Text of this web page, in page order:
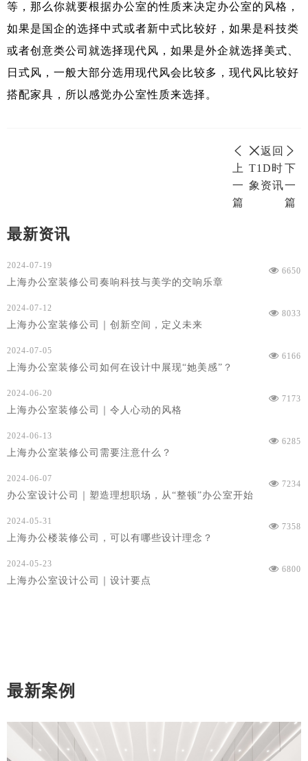
等，那么你就要根据办公室的性质来决定办公室的风格，
如果是国企的选择中式或者新中式比较好，如果是科技类
或者创意类公司就选择现代风，如果是外企就选择美式、
日式风，一般大部分选用现代风会比较多，现代风比较好
搭配家具，所以感觉办公室性质来选择。
上
一
篇
返回
T1D时
象资讯
下
一
篇
最新资讯
2024-07-19
6650
上海办公室装修公司奏响科技与美学的交响乐章
2024-07-12
8033
上海办公室装修公司｜创新空间，定义未来
2024-07-05
6166
上海办公室装修公司如何在设计中展现“她美感”？
2024-06-20
7173
上海办公室装修公司｜令人心动的风格
2024-06-13
6285
上海办公室装修公司需要注意什么？
2024-06-07
7234
办公室设计公司｜塑造理想职场，从“整顿”办公室开始
2024-05-31
7358
上海办公楼装修公司，可以有哪些设计理念？
2024-05-23
6800
上海办公室设计公司｜设计要点
最新案例